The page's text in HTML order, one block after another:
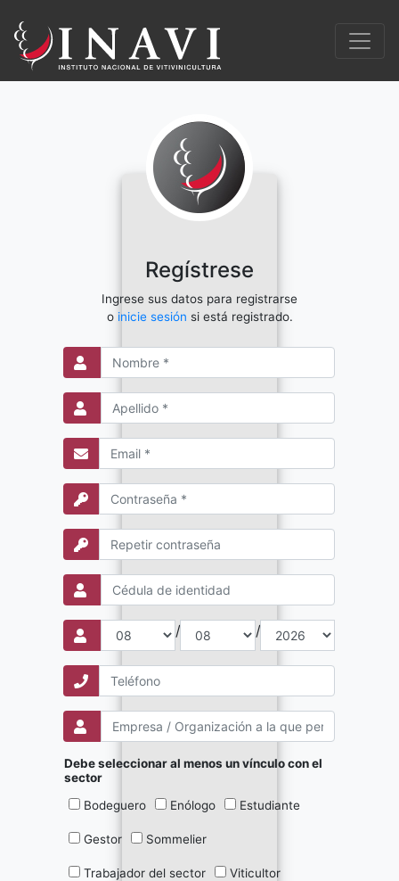
Regístrese
Ingrese sus datos para registrarse
o inicie sesión si está registrado.
/ /
Debe seleccionar al menos un vínculo con el
sector
Bodeguero
Enólogo Estudiante
Gestor Sommelier
Trabajador del sector Viticultor